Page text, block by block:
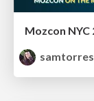
Mozcon NYC
samtorres